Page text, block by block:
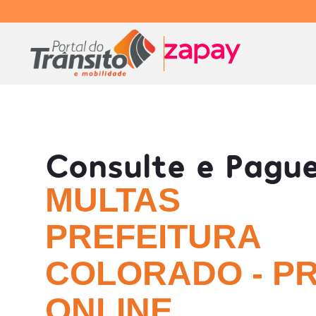
Consulte e
MULTAS
PREFEITURA
COLORADO -